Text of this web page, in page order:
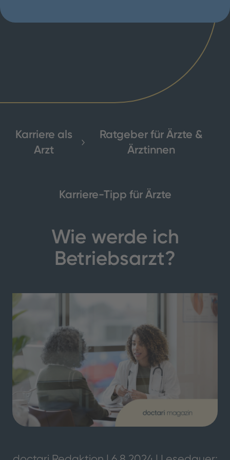
Karriere als
Arzt
Ratgeber für Ärzte &
Ärztinnen
Karriere-Tipp für Ärzte
Wie werde ich
Betriebsarzt?